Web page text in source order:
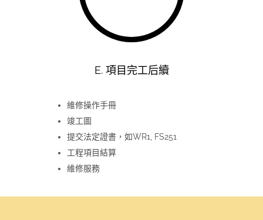
E. 項目完工后續
維修操作手冊
竣工圖
提交法定證書，如WR1, FS251
工程項目結算
維修服務